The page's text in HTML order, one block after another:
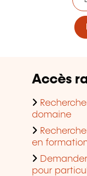
Accès
domaine
en
pour